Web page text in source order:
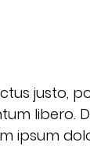
justo,
libero.
ipsum